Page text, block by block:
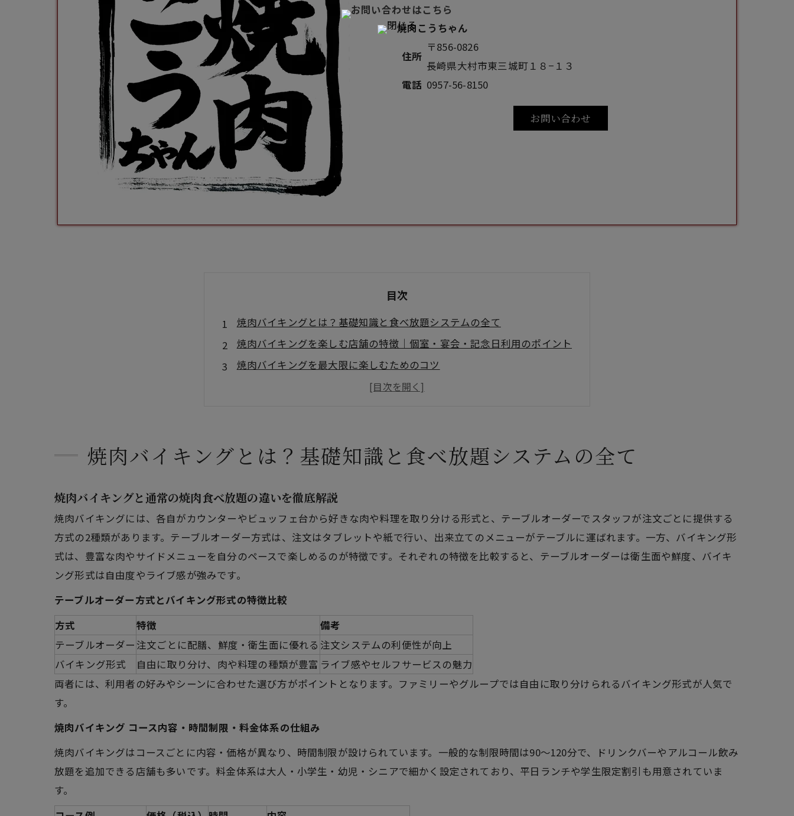
焼肉こうちゃん
住所
〒856-0826
長崎県大村市東三城町１８−１３
電話 0957-56-8150
お問い合わせ
目次
焼肉バイキングとは？基礎知識と食べ放題システムの全て
焼肉バイキングを楽しむ店舗の特徴｜個室・宴会・記念日利用のポイント
焼肉バイキングを最大限に楽しむためのコツ
焼肉バイキングとは？基礎知識と食べ放題システムの全て
焼肉バイキングと通常の焼肉食べ放題の違いを徹底解説
焼肉バイキングには、各自がカウンターやビュッフェ台から好きな肉や料理を取り分ける形式と、テーブルオーダーでスタッフが注文ごとに提供する
方式の2種類があります。テーブルオーダー方式は、注文はタブレットや紙で行い、出来立てのメニューがテーブルに運ばれます。一方、バイキング形
式は、豊富な肉やサイドメニューを自分のペースで楽しめるのが特徴です。それぞれの特徴を比較すると、テーブルオーダーは衛生面や鮮度、バイキ
ング形式は自由度やライブ感が強みです。
テーブルオーダー方式とバイキング形式の特徴比較
方式
特徴
備考
テーブルオーダー 注文ごとに配膳、鮮度・衛生面に優れる 注文システムの利便性が向上
バイキング形式
自由に取り分け、肉や料理の種類が豊富 ライブ感やセルフサービスの魅力
両者には、利用者の好みやシーンに合わせた選び方がポイントとなります。ファミリーやグループでは自由に取り分けられるバイキング形式が人気で
す。
焼肉バイキング コース内容・時間制限・料金体系の仕組み
焼肉バイキングはコースごとに内容・価格が異なり、時間制限が設けられています。一般的な制限時間は90～120分で、ドリンクバーやアルコール飲み
放題を追加できる店舗も多いです。料金体系は大人・小学生・幼児・シニアで細かく設定されており、平日ランチや学生限定割引も用意されていま
す。